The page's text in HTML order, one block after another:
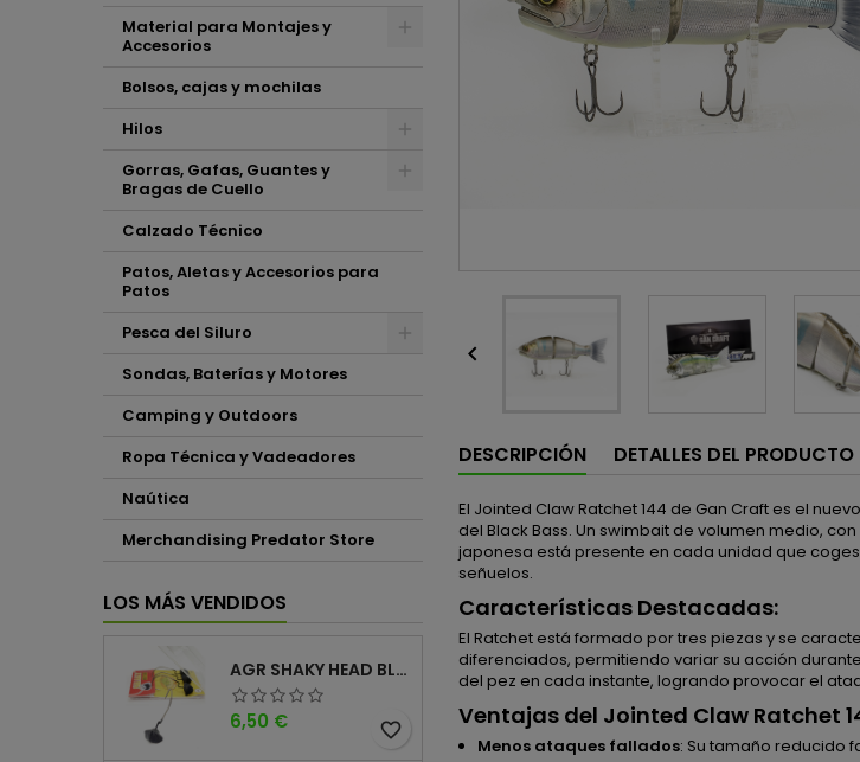
Material para Montajes y
Accesorios
Bolsos, cajas y mochilas
Hilos
Gorras, Gafas, Guantes y
Bragas de Cuello
Calzado Técnico
Patos, Aletas y Accesorios para
Patos
Pesca del Siluro
Sondas, Baterías y Motores
Camping y Outdoors
Ropa Técnica y Vadeadores
Naútica
Merchandising Predator Store
LOS MÁS VENDIDOS
AGR SHAKY HEAD BLACK 4PK
Precio
6,50 € favorite_border

DESCRIPCIÓN DETALLES DEL PRODUCTO
El Jointed Claw Ratchet 144 de Gan Craft es el
del Black Bass. Un swimbait de volumen medio,
japonesa está presente en cada unidad que
señuelos.
Características Destacadas:
El Ratchet está formado por tres piezas y se
diferenciados, permitiendo variar su acción
del pez en cada instante, logrando provocar el
Ventajas del Jointed Claw Ratchet
Menos ataques fallados: Su tamaño reducido